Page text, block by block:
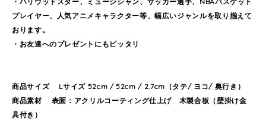
プレイヤー、人気アニメキャラクター等、幅広いジャンルを取り揃えて
おります。
・お友達へのプレゼントにもピッタリ
商品サイズ Lサイズ 52cm / 52cm / 2.7cm（タテ/ ヨコ/ 奥行き）
商品素材 表面：アクリルコーティング仕上げ 木製合板（壁掛け金
具付き）